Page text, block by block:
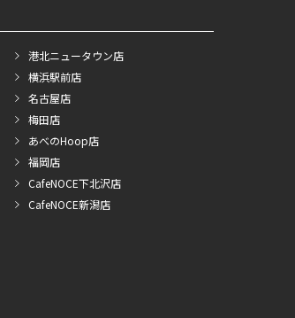
港北ニュータウン店
横浜駅前店
名古屋店
梅田店
あべのHoop店
福岡店
CafeNOCE下北沢店
CafeNOCE新潟店